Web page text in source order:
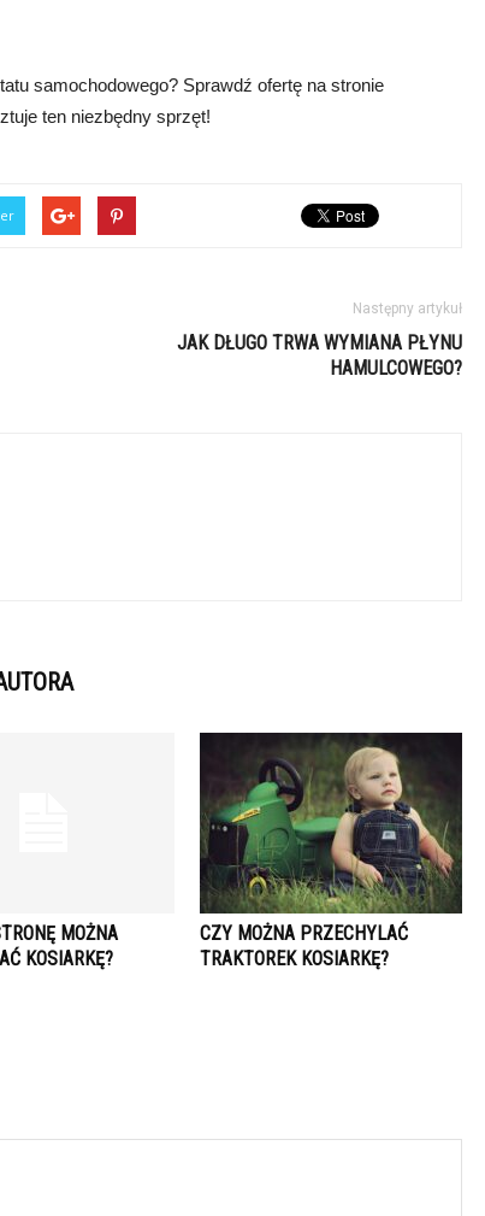
samochodowego? Sprawdź ofertę na stronie
ten niezbędny sprzęt!
Następny artykuł
JAK DŁUGO TRWA WYMIANA PŁYNU
HAMULCOWEGO?
MOŻNA
KOSIARKĘ?
CZY MOŻNA PRZECHYLAĆ
TRAKTOREK KOSIARKĘ?